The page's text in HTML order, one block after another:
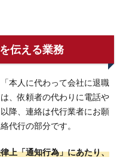
伝える業務
本人に代わって会社に退職
、依頼者の代わりに電話や
降、連絡は代行業者にお願
代行の部分です。
上「通知行為」にあたり、